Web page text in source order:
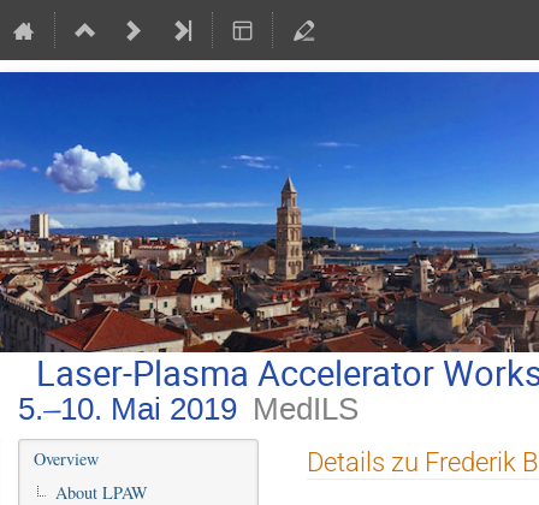
Laser-Plasma Accelerator
5.–10. Mai 2019 MedILS
Veranstaltungsmenü
Overview
About LPAW
Details zu Frederik